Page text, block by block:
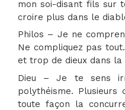
mon soi-disant fils sur
croire plus dans le
Philos – Je ne
Ne compliquez pas
et trop de dieux dans
Dieu – Je te sens
polythéisme. Plusieurs
toute façon la